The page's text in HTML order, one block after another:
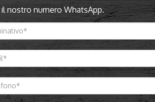
nostro numero WhatsApp.